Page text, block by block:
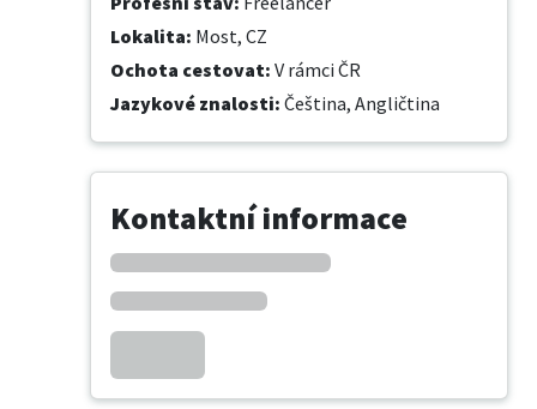
Lokalita: Most, CZ
Ochota cestovat: V rámci ČR
Jazykové znalosti: Čeština, Angličtina
Kontaktní informace